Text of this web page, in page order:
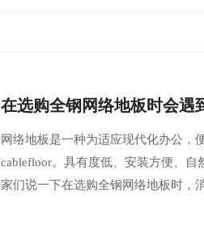
在选购全钢网络地板时会遇
网络地板是一种为适应现代化办公，
cablefloor。具有度低、安装方便、
家们说一下在选购全钢网络地板时，